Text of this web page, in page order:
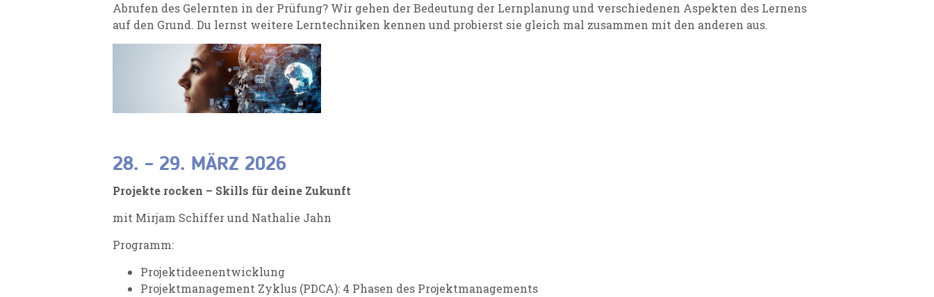
Abrufen des Gelernten in der Prüfung? Wir gehen der Bedeutung der Lernplanung und verschiedenen Aspekten des Lernens
auf den Grund. Du lernst weitere Lerntechniken kennen und probierst sie gleich mal zusammen mit den anderen aus.
28. – 29. MÄRZ 2026
Projekte rocken – Skills für deine Zukunft
mit Mirjam Schiffer und Nathalie Jahn
Programm:
Projektideenentwicklung
Projektmanagement Zyklus (PDCA): 4 Phasen des Projektmanagements